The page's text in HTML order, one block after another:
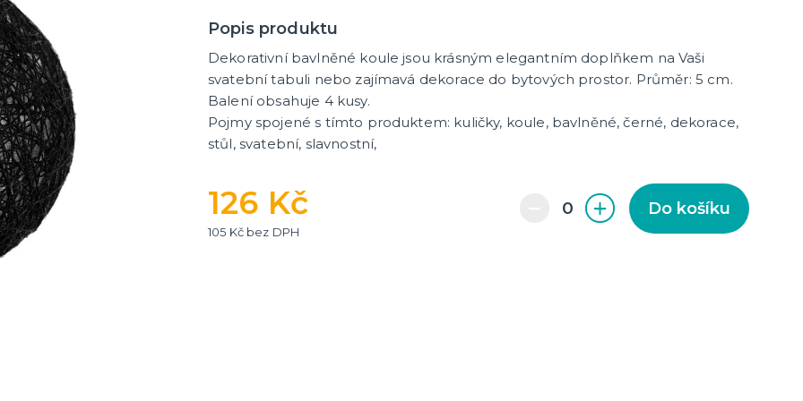
na stůl
a mašle
a hélium
Popis produktu
Dekorativní bavlněné koule jsou krásným elegantním doplňkem na Vaši
svatební tabuli nebo zajímavá dekorace do bytových prostor. Průměr: 5 cm.
Balení obsahuje 4 kusy.
Pojmy spojené s tímto produktem: kuličky, koule, bavlněné, černé, dekorace,
stůl, svatební, slavnostní,
126 Kč
105 Kč bez DPH
Do košíku